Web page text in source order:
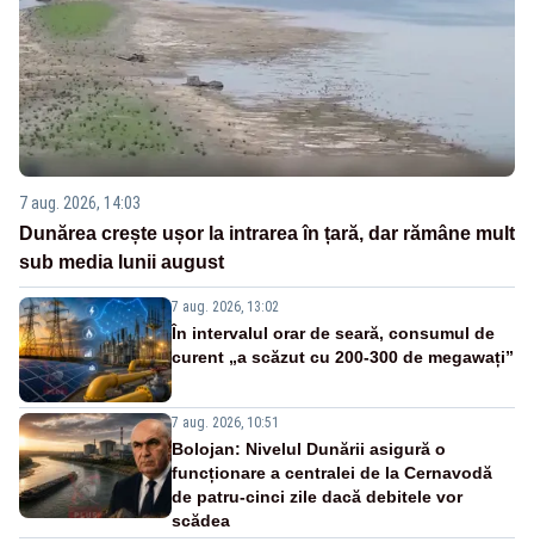
7 aug. 2026, 14:03
Dunărea crește ușor la intrarea în țară, dar rămâne mult
sub media lunii august
7 aug. 2026, 13:02
În intervalul orar de seară, consumul de
curent „a scăzut cu 200-300 de megawați”
7 aug. 2026, 10:51
Bolojan: Nivelul Dunării asigură o
funcționare a centralei de la Cernavodă
de patru-cinci zile dacă debitele vor
scădea